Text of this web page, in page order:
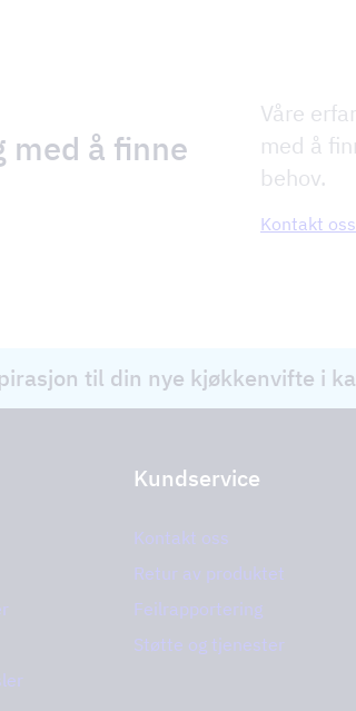
med å finne
Våre
med å
behov.
Kontakt
til din nye kjøkkenvifte i
Kundservice
Kontakt oss
Retur av produktet
Feilrapportering
Støtte og tjenester